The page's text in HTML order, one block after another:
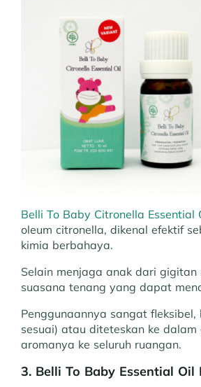
Belli To Baby Citronella Essential
oleum citronella, dikenal efektif
kimia berbahaya.
Selain menjaga anak dari
suasana tenang yang dapat
Penggunaannya sangat
sesuai) atau diteteskan ke
aromanya ke seluruh ruangan.
3. Belli To Baby Essential Oil